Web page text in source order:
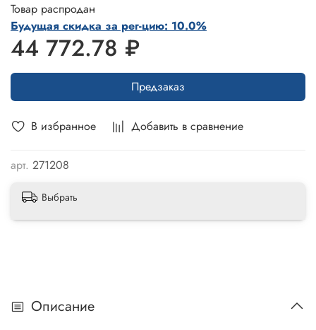
В избранное Добавить в сравнение
арт. 271208
Товар распродан
Будущая скидка за рег-цию: 10.0%
44 772.78 ₽
Предзаказ
Выбрать
Описание